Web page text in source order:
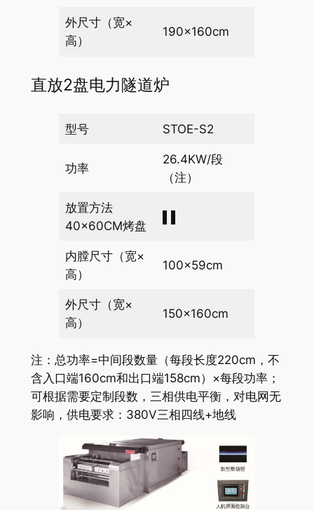
外尺寸（宽×
高）
190×160cm
直放2盘电力隧道炉
型号 STOE-S2
功率
26.4KW/段
（注）
放置方法
40×60CM烤盘
内膛尺寸（宽×
高）
100×59cm
外尺寸（宽×
高）
150×160cm
注：总功率=中间段数量（每段长度220cm，不
含入口端160cm和出口端158cm）×每段功率；
可根据需要定制段数，三相供电平衡，对电网无
影响，供电要求：380V三相四线+地线